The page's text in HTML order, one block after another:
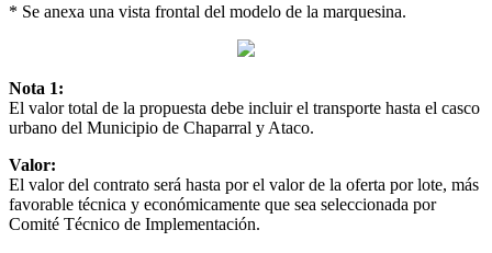
* Se anexa una vista frontal del modelo de la marquesina.
Nota 1:
El valor total de la propuesta debe incluir el transporte hasta el casco
urbano del Municipio de Chaparral y Ataco.
Valor:
El valor del contrato será hasta por el valor de la oferta por lote, más
favorable técnica y económicamente que sea seleccionada por
Comité Técnico de Implementación.